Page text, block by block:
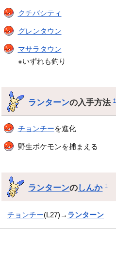
クチバシティ
グレンタウン
マサラタウン
※いずれも釣り
ランターンの入手方法†
チョンチーを進化
野生ポケモンを捕まえる
ランターンのしんか †
チョンチー(L27)→ ランターン